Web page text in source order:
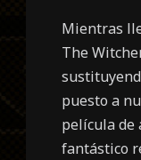
Mientras
The
puesto a
película de
fantástico